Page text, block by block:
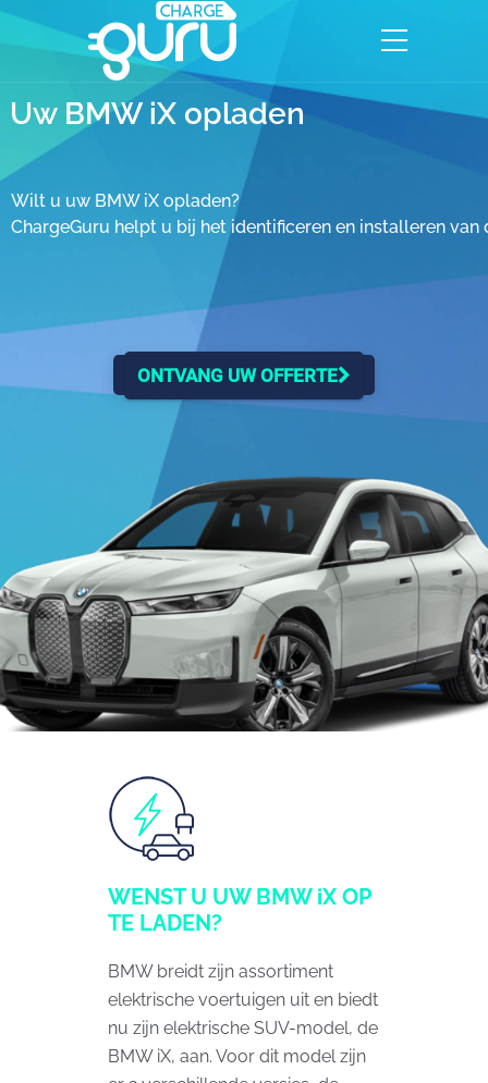
Uw BMW iX opladen
Wilt u uw BMW iX opladen?
ChargeGuru helpt u bij het identificeren en installeren
ONTVANG UW OFFERTE
WENST U UW BMW iX OP
TE LADEN?
BMW breidt zijn assortiment
elektrische voertuigen uit en biedt
nu zijn elektrische SUV-model, de
BMW iX, aan. Voor dit model zijn